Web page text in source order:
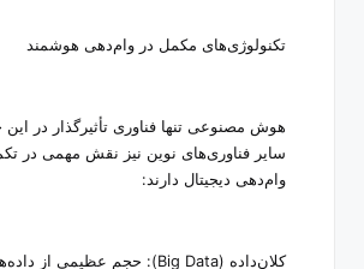
تکنولوژی‌های مکمل در وام‌دهی هوشمند
هوش مصنوعی تنها فناوری تأثیرگذار در
سایر فناوری‌های نوین نیز نقش مهمی در
وام‌دهی دیجیتال دارند:
کلان‌داده (Big Data): حجم عظیمی از